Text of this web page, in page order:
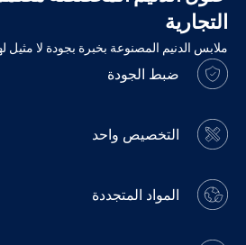
التجارية
ملابس الدنيم المصنوعة بخبرة بجودة لا مثيل لها,
ضبط الجودة
التخصيص واحد
المواد المتجددة